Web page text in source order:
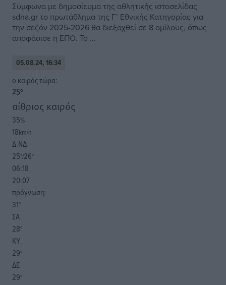
Σύμφωνα με δημοσίευμα της αθλητικής ιστοσελίδας
sdna.gr το πρωτάθλημα της Γ’ Εθνικής Κατηγορίας για
την σεζόν 2025-2026 θα διεξαχθεί σε 8 ομίλους, όπως
αποφάσισε η ΕΠΟ. Το ...
05.08.24, 16:34
o καιρός τώρα:
25°
αίθριος καιρός
35%
18km/h
Δ-ΝΔ
25°/26°
06:18
20:07
πρόγνωση:
31°
ΣΑ
28°
ΚΥ
29°
ΔΕ
29°